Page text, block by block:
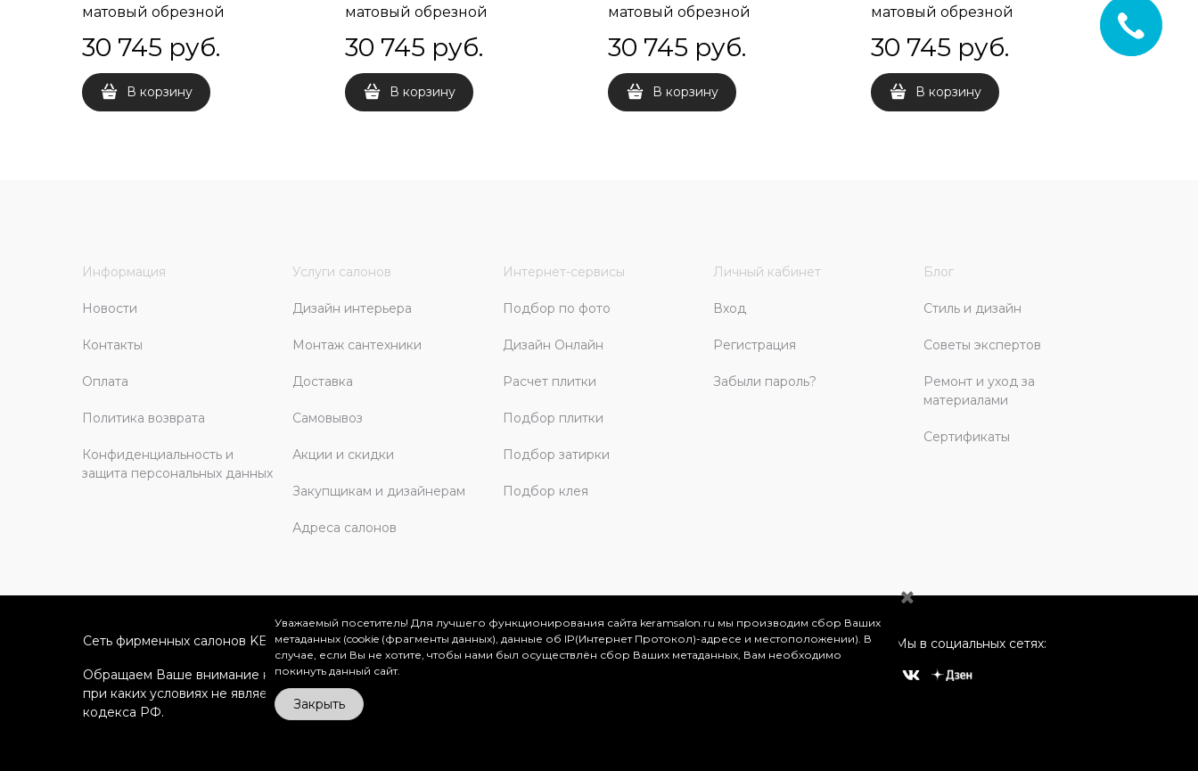
матовый обрезной
30 745 руб.
В корзину
матовый обрезной
30 745 руб.
В корзину
матовый обрезной
30 745 руб.
В корзину
матовый обрезной
30 745 руб.
В корзину
Информация
Новости
Контакты
Оплата
Политика возврата
Конфиденциальность и
защита персональных данных
Услуги салонов
Дизайн интерьера
Монтаж сантехники
Доставка
Самовывоз
Акции и скидки
Закупщикам и дизайнерам
Адреса салонов
Интернет-сервисы
Подбор по фото
Дизайн Онлайн
Расчет плитки
Подбор плитки
Подбор затирки
Подбор клея
Личный кабинет
Вход
Регистрация
Забыли пароль?
Блог
Стиль и дизайн
Советы экспертов
Ремонт и уход за
материалами
Сертификаты
Сеть фирменных салонов KERAMA MARAZZI в Москве и Московской области, 2026
Обращаем Ваше внимание на то, что вся информация представлена на сайте в ознакомительных целях и ни
при каких условиях не является публичной офертой, определяемой положениями Статьи 437 (2) Гражданского
кодекса РФ.
Мы в социальных сетях:
Уважаемый посетитель! Для лучшего функционирования сайта keramsalon.ru мы производим сбор Ваших
метаданных (cookie (фрагменты данных), данные об IP(Интернет Протокол)-адресе и местоположении). В
случае, если Вы не хотите, чтобы нами был осуществлён сбор Ваших метаданных, Вам необходимо
покинуть данный сайт.
Закрыть